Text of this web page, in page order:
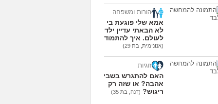
הורות ומשפחה
אמא שלי פוגעת בי כי
לא הבאתי עדיין ילדים
לעולם. איך להתמודד?
(אנונימית, בת 29)
זוגיות
האם להתגרש בשביל
אהבה? או שזה רק
ריגוש? (דנה, בת 35)